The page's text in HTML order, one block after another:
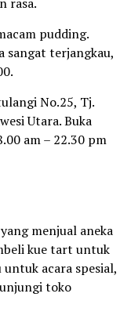
pudding.
sangat terjangkau,
No.25, Tj.
Utara. Buka
am – 22.30 pm
menjual aneka
kue tart untuk
acara spesial,
toko